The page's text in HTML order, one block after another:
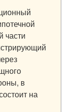
части
в
на